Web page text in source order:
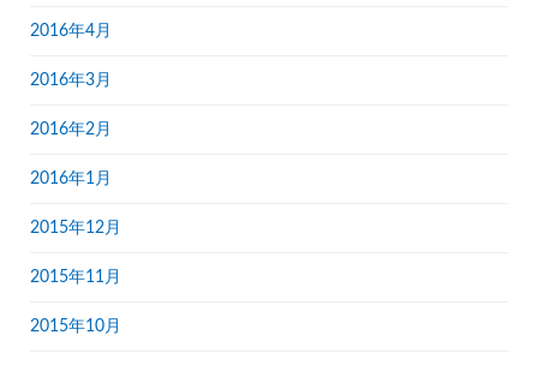
2016年4月
2016年3月
2016年2月
2016年1月
2015年12月
2015年11月
2015年10月